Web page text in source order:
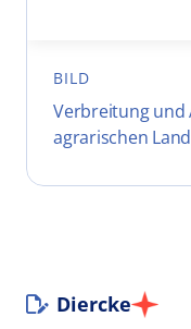
BILD
Verbreitung und
agrarischen
Diercke